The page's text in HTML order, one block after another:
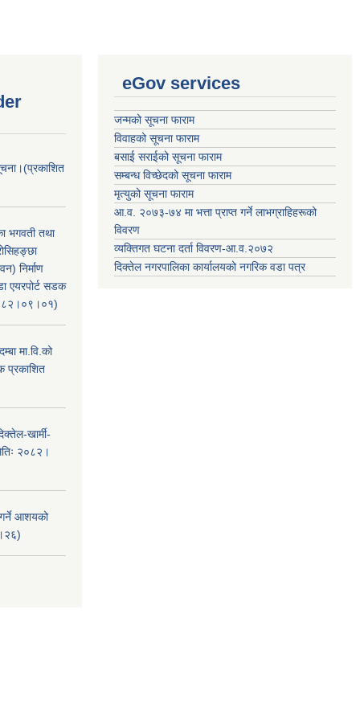
भगवती तथा
निर्माण
एयरपोर्ट सडक
मा.वि.को
प्रकाशित
खार्मी-
२०८२।
आशयको
eGov services
जन्मको सूचना फाराम
विवाहको सूचना फाराम
बसाई सराईको सूचना फाराम
सम्बन्ध विच्छेदको सूचना फाराम
मृत्युको सूचना फाराम
आ.व. २०७३-७४ मा भत्ता प्राप्त गर्ने लाभग्राहिहरूको
विवरण
व्यक्तिगत घटना दर्ता विवरण-आ.व.२०७२
दिक्तेल नगरपालिका कार्यालयको नगरिक वडा पत्र